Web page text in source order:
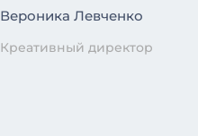
Вероника Левченко
Креативный директор